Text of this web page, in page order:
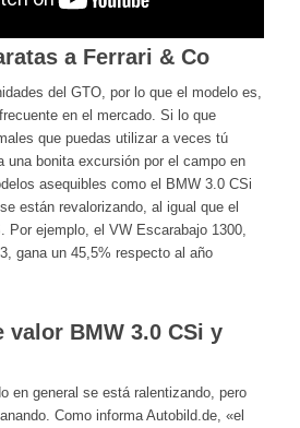
a Ferrari & Co
del GTO, por lo que el modelo es,
en el mercado. Si lo que
que puedas utilizar a veces tú
una bonita excursión por el campo en
asequibles como el BMW 3.0 CSi
están revalorizando, al igual que el
Por ejemplo, el VW Escarabajo 1300,
gana un 45,5% respecto al año
valor BMW 3.0 CSi y
en general se está ralentizando, pero
Como informa Autobild.de, «el